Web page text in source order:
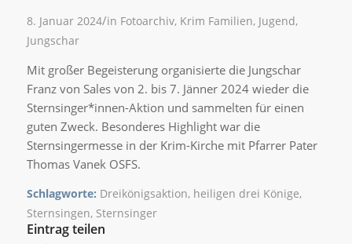
8. Januar 2024/in Fotoarchiv, Krim Familien, Jugend,
Jungschar
Mit großer Begeisterung organisierte die Jungschar
Franz von Sales von 2. bis 7. Jänner 2024 wieder die
Sternsinger*innen-Aktion und sammelten für einen
guten Zweck. Besonderes Highlight war die
Sternsingermesse in der Krim-Kirche mit Pfarrer Pater
Thomas Vanek OSFS.
Schlagworte: Dreikönigsaktion, heiligen drei Könige,
Sternsingen, Sternsinger
Eintrag teilen